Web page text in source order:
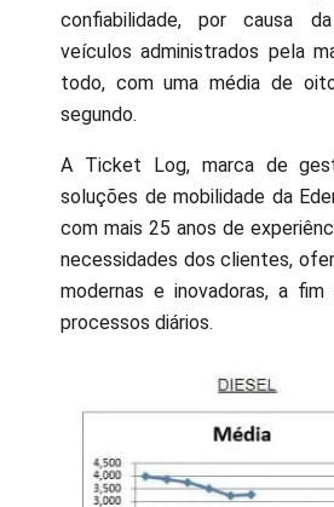
confiabilidade, por causa
veículos administrados pela
todo, com uma média de
segundo.
A Ticket Log, marca de
soluções de mobilidade da
com mais 25 anos de
necessidades dos clientes,
modernas e inovadoras, a
processos diários.